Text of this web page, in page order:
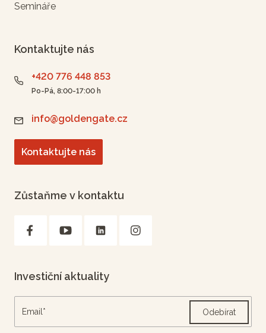
Semináře
Kontaktujte nás
+420 776 448 853
Po-Pá, 8:00-17:00 h
info@goldengate.cz
Kontaktujte nás
Zůstaňme v kontaktu
Investiční aktuality
Odebírat